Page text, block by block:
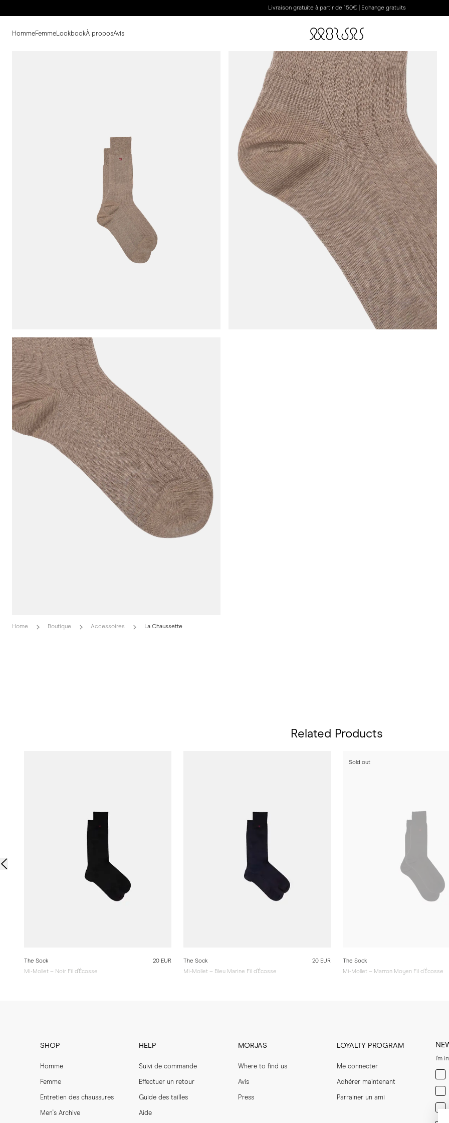
Livraison gratuite à partir de 150€ | Echange gratuits
HommeFemme LookbookÀ proposAvis
Home Boutique Accessoires La Chaussette
Related Products
The Sock
Mi-Mollet – Noir Fil d'Écosse
20 EUR
The Sock
Mi-Mollet – Bleu Marine Fil d'Écosse
20 EUR
Sold out
The Sock
Mi-Mollet – Marron Moyen Fil d'Écosse
SHOP
Homme
Femme
Entretien des chaussures
Men's Archive
HELP
Suivi de commande
Effectuer un retour
Guide des tailles
Aide
MORJAS
Where to find us
Avis
Press
LOYALTY PROGRAM
Me connecter
Adhérer maintenant
Parrainer un ami
I'm
Both